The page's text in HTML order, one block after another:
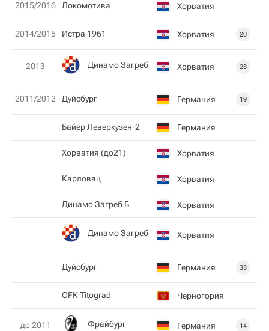
2015/2016 Локомотива Хорватия
2014/2015 Истра 1961 Хорватия 20
2013 Динамо Загреб Хорватия 28
2011/2012 Дуйсбург Германия 19
Байер Леверкузен-2 Германия
Xорватия (до21) Хорватия
Карловац Хорватия
Динамо Загреб Б Хорватия
Динамо Загреб Хорватия
Дуйсбург Германия 33
OFK Titograd Черногория
до 2011 Фрайбург Германия 14